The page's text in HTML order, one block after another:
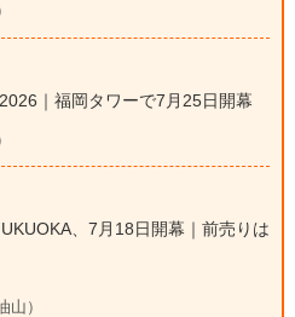
｜福岡タワーで7月25日開幕
、7月18日開幕｜前売りは
）